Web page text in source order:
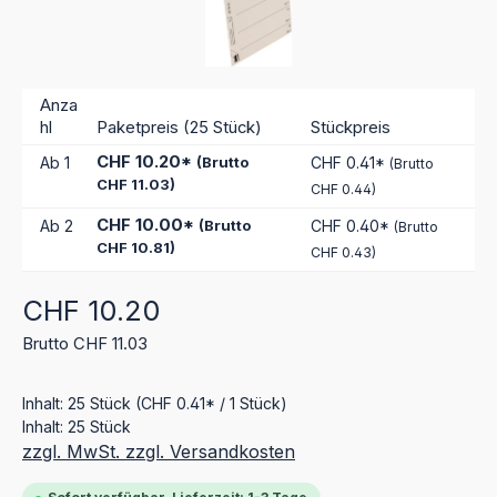
Anza
hl
Paketpreis (25 Stück) Stückpreis
Ab 1 CHF 10.20* (Brutto
CHF 11.03)
CHF 0.41* (Brutto
CHF 0.44)
Ab 2 CHF 10.00* (Brutto
CHF 10.81)
CHF 0.40* (Brutto
CHF 0.43)
Regulärer Preis:
CHF 10.20
Brutto CHF 11.03
Inhalt: 25 Stück (CHF 0.41* / 1 Stück)
Inhalt: 25 Stück
zzgl. MwSt. zzgl. Versandkosten